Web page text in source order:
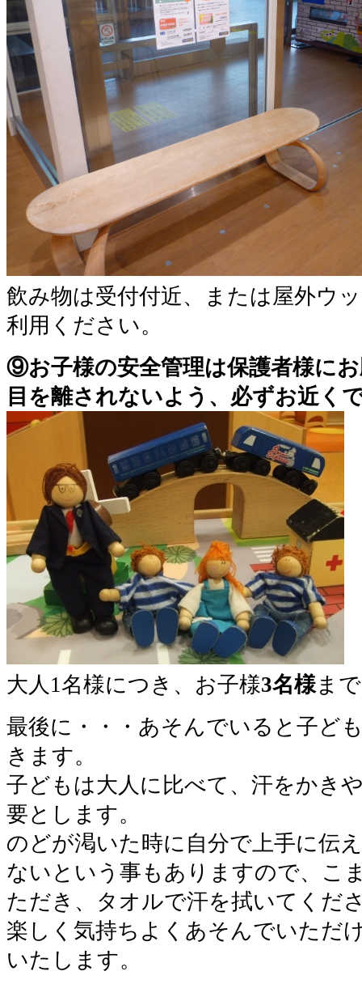
飲み物は受付付近、または屋外ウ
利用ください。
⑨お子様の安全管理は保護者様に
目を離されないよう、必ずお近く
大人1名様につき、お子様3名様ま
最後に・・・あそんでいると子ど
きます。
子どもは大人に比べて、汗をかき
要とします。
のどが渇いた時に自分で上手に伝
ないという事もありますので、こ
ただき、タオルで汗を拭いてくだ
楽しく気持ちよくあそんでいただ
いたします。